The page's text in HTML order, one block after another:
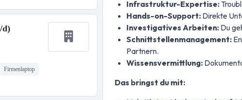
d)
Firmenlaptop